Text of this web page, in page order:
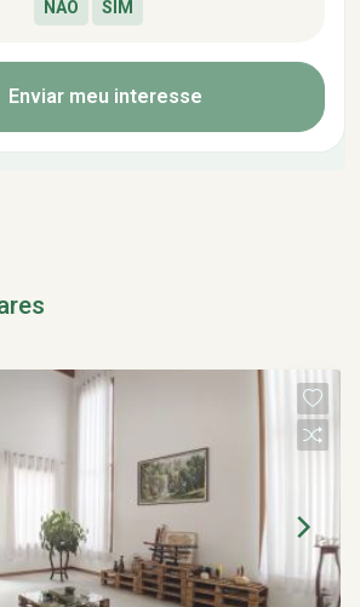
Enviar meu interesse